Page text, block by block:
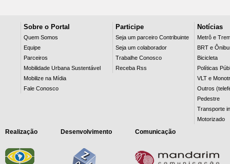
Sobre o Portal
Quem Somos
Equipe
Parceiros
Mobilidade Urbana Sustentável
Mobilize na Mídia
Fale Conosco
Participe
Seja um parceiro Contribuinte
Seja um colaborador
Trabalhe Conosco
Receba Rss
Notícias
Metrô e
BRT e
Bicicleta
Políticas
VLT e
Outros
Pedestre
Transporte
Motorizado
Realização Desenvolvimento Comunicação